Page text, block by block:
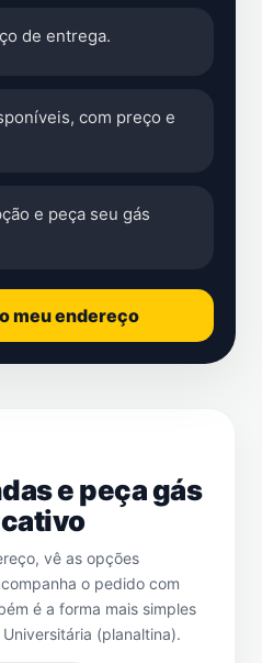
de entrega.
com preço e
e peça seu gás
meu endereço
e peça gás
vê as opções
o pedido com
é a forma mais simples
Universitária (planaltina).